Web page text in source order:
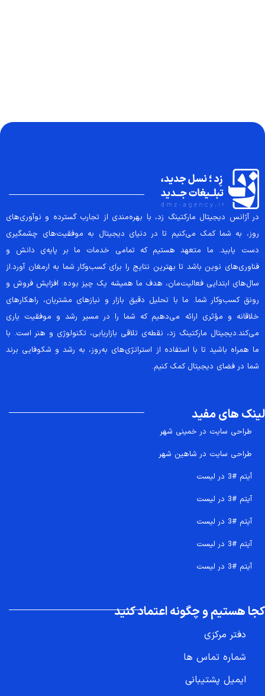
در آژانس دیجیتال مارکتینگ زد، با بهره‌مندی از تجارب گسترده و نوآوری‌های
روز، به شما کمک می‌کنیم تا در دنیای دیجیتال به موفقیت‌های چشمگیری
دست یابید. ما متعهد هستیم که تمامی خدمات ما بر پایه‌ی دانش و
فناوری‌های نوین باشد تا بهترین نتایج را برای کسب‌وکار شما به ارمغان آورد.از
سال‌های ابتدایی فعالیت‌مان، هدف ما همیشه یک چیز بوده: افزایش فروش و
رونق کسب‌وکار شما. ما با تحلیل دقیق بازار و نیازهای مشتریان، راهکارهای
خلاقانه و مؤثری ارائه می‌دهیم که شما را در مسیر رشد و موفقیت یاری
می‌کند.دیجیتال مارکتینگ زد، نقطه‌ی تلاقی بازاریابی، تکنولوژی و هنر است. با
ما همراه باشید تا با استفاده از استراتژی‌های به‌روز، به رشد و شکوفایی برند
شما در فضای دیجیتال کمک کنیم.
لینک های مفید
طراحی سایت در خمینی شهر
طراحی سایت در شاهین شهر
آیتم #3 در لیست
آیتم #3 در لیست
آیتم #3 در لیست
آیتم #3 در لیست
آیتم #3 در لیست
کجا هستیم و چگونه اعتماد کنید
دفتر مرکزی
شماره تماس ها
ایمیل پشتیبانی